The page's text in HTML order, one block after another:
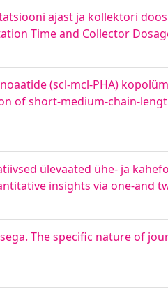
ajast ja kollektori
Time and Collector
(scl-mcl-PHA)
of short-medium-chain-
ülevaated ühe- ja
insights via one-and
The specific nature of